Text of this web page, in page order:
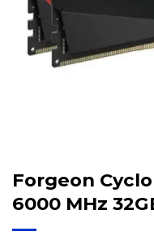
Forgeon
6000 MHz